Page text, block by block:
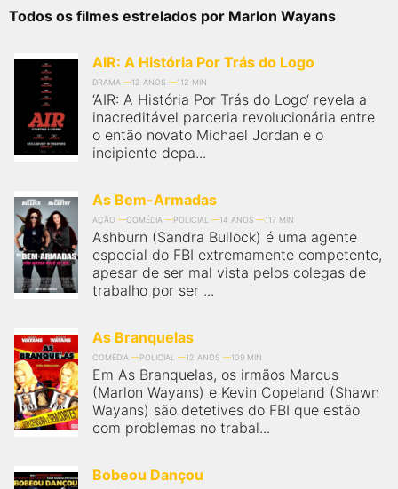
Todos os filmes estrelados por Marlon Wayans
AIR: A História Por Trás do Logo
DRAMA 12 ANOS 112 MIN
‘AIR: A História Por Trás do Logo‘ revela a
inacreditável parceria revolucionária entre
o então novato Michael Jordan e o
incipiente depa...
As Bem-Armadas
AÇÃO COMÉDIA POLICIAL 14 ANOS 117 MIN
Ashburn (Sandra Bullock) é uma agente
especial do FBI extremamente competente,
apesar de ser mal vista pelos colegas de
trabalho por ser ...
As Branquelas
COMÉDIA POLICIAL 12 ANOS 109 MIN
Em As Branquelas, os irmãos Marcus
(Marlon Wayans) e Kevin Copeland (Shawn
Wayans) são detetives do FBI que estão
com problemas no trabal...
Bobeou Dançou
encontrar os filmes no cinema mais próximos a você ou a
qualquer cidade em território brasileiro. Você pode também
trailers e muito mais.